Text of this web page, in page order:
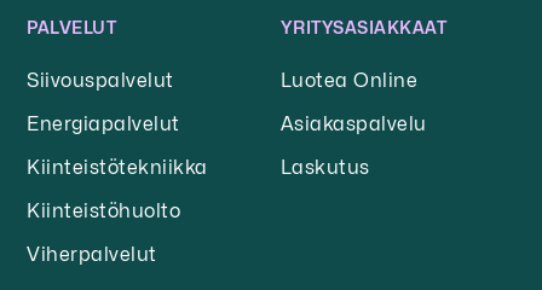
PALVELUT
Siivouspalvelut
Energiapalvelut
Kiinteistötekniikka
Kiinteistöhuolto
Viherpalvelut
YRITYSASIAKKAAT
Luotea Online
Asiakaspalvelu
Laskutus